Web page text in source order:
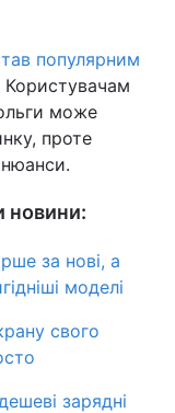
популярним
Користувачам
може
проте
новини:
за нові, а
моделі
свого
зарядні